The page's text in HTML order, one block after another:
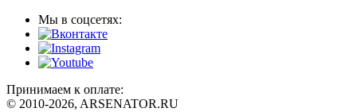
Мы в соцсетях:
Принимаем к оплате:
© 2010-2026, ARSENATOR.RU